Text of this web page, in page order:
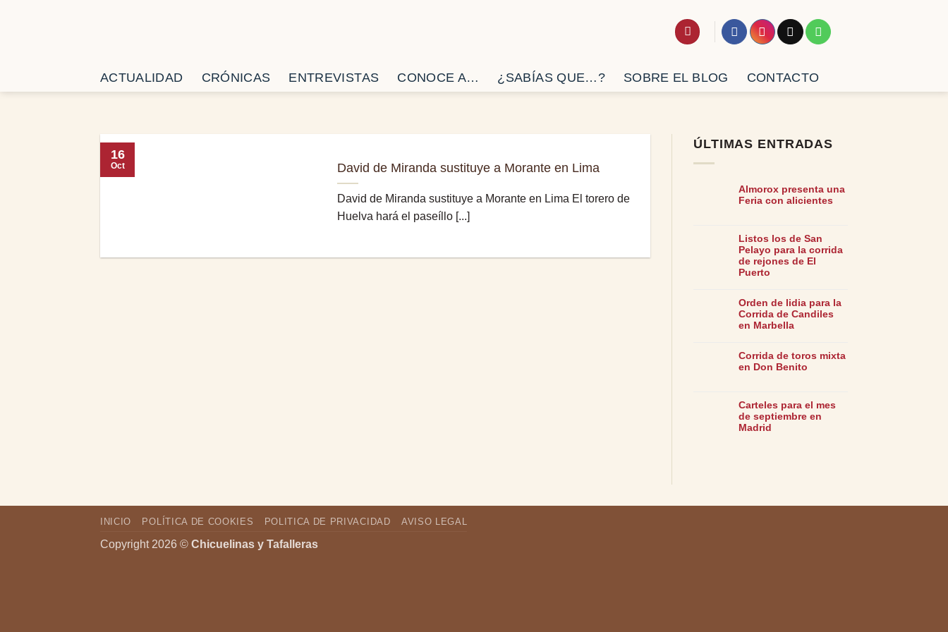
ACTUALIDAD
CRÓNICAS ENTREVISTAS CONOCE A… ¿SABÍAS QUE…? SOBRE EL BLOG CONTACTO
David de Miranda sustituye a Morante en Lima
David de Miranda sustituye a Morante en Lima El torero de
Huelva hará el paseíllo [...]
16
Oct
ÚLTIMAS ENTRADAS
Almorox presenta una
Feria con alicientes
Listos los de San
Pelayo para la corrida
de rejones de El
Puerto
Orden de lidia para la
Corrida de Candiles
en Marbella
Corrida de toros mixta
en Don Benito
Carteles para el mes
de septiembre en
Madrid
INICIO POLÍTICA DE COOKIES POLITICA DE PRIVACIDAD AVISO LEGAL
Copyright 2026 © Chicuelinas y Tafalleras